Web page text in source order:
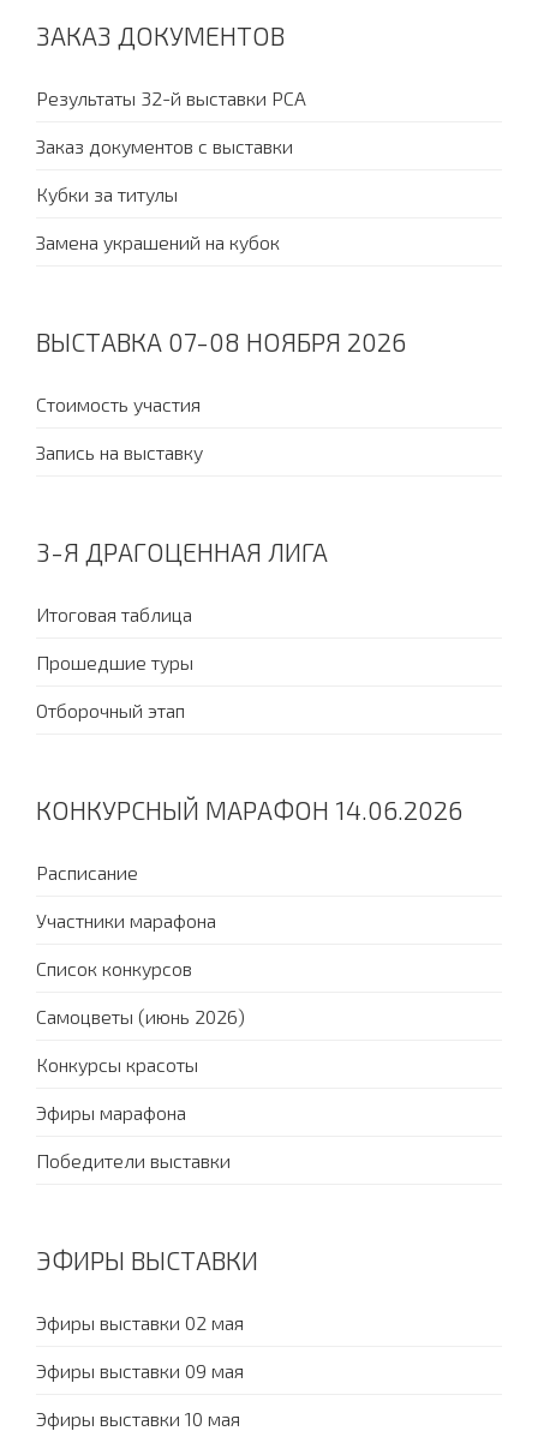
ЗАКАЗ ДОКУМЕНТОВ
Результаты 32-й выставки PCA
Заказ документов с выставки
Кубки за титулы
Замена украшений на кубок
ВЫСТАВКА 07-08 НОЯБРЯ 2026
Стоимость участия
Запись на выставку
3-Я ДРАГОЦЕННАЯ ЛИГА
Итоговая таблица
Прошедшие туры
Отборочный этап
КОНКУРСНЫЙ МАРАФОН 14.06.2026
Расписание
Участники марафона
Список конкурсов
Самоцветы (июнь 2026)
Конкурсы красоты
Эфиры марафона
Победители выставки
ЭФИРЫ ВЫСТАВКИ
Эфиры выставки 02 мая
Эфиры выставки 09 мая
Эфиры выставки 10 мая